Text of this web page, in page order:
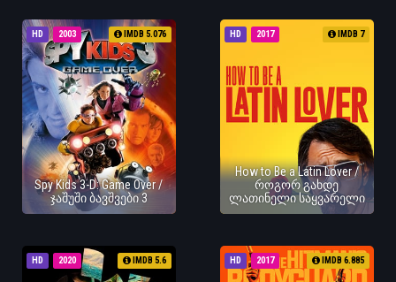
HD 2003 IMDB 5.076
Spy Kids 3-D: Game Over /
ჯაშუში ბავშვები 3
HD 2017 IMDB 7
How to Be a Latin Lover /
როგორ გახდე
ლათინელი საყვარელი
HD 2020 IMDB 5.6 HD 2017 IMDB 6.885